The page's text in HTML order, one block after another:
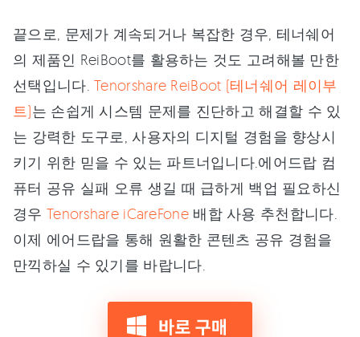
끝으로, 문제가 계속되거나 복잡한 경우, 테너쉐어
의 제품인 ReiBoot를 활용하는 것도 고려해볼 만한
선택입니다.Tenorshare ReiBoot (테너쉐어 레이부
트)는 손쉽게 시스템 문제를 진단하고 해결할 수 있
는 강력한 도구로, 사용자의 디지털 경험을 향상시
키기 위한 믿을 수 있는 파트너입니다.에어드랍 컴
퓨터 공유 실패 오류 생길 때 급하게 백업 필요하신
경우 Tenorshare iCareFone배합 사용 추천합니다.
이제 에어드랍을 통해 원활한 콘텐츠 공유 경험을
만끽하실 수 있기를 바랍니다.